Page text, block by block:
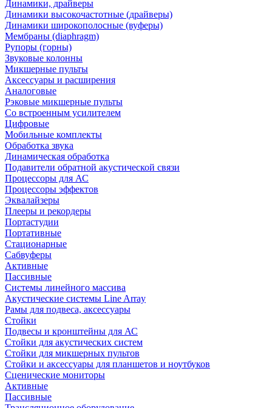
Динамики, драйверы
Динамики высокочастотные (драйверы)
Динамики широкополосные (вуферы)
Мембраны (diaphragm)
Рупоры (горны)
Звуковые колонны
Микшерные пульты
Аксессуары и расширения
Аналоговые
Рэковые микшерные пульты
Со встроенным усилителем
Цифровые
Мобильные комплекты
Обработка звука
Динамическая обработка
Подавители обратной акустической связи
Процессоры для АС
Процессоры эффектов
Эквалайзеры
Плееры и рекордеры
Портастудии
Портативные
Стационарные
Сабвуферы
Активные
Пассивные
Системы линейного массива
Акустические системы Line Array
Рамы для подвеса, аксессуары
Стойки
Подвесы и кронштейны для АС
Стойки для акустических систем
Стойки для микшерных пультов
Стойки и аксессуары для планшетов и ноутбуков
Сценические мониторы
Активные
Пассивные